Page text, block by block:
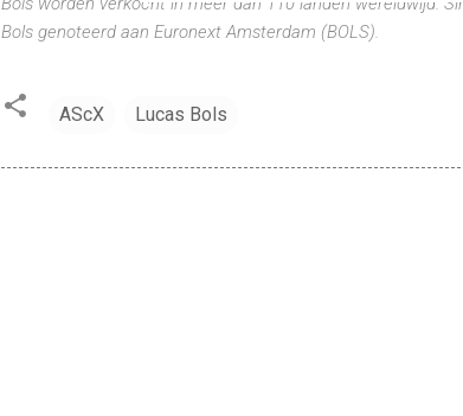
Bols genoteerd aan Euronext Amsterdam (BOLS).
AScX Lucas Bols